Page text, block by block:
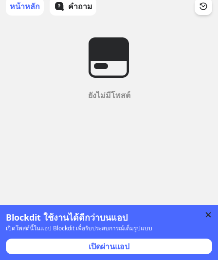
Blockdit ใช้งานได้ดีกว่าบนแอป
เปิดโพสต์นี้ในแอป Blockdit เพื่อรับประสบการณ์เต็มรูปแบบ
เปิดผ่านแอป
หน้าหลัก คำถาม
ยังไม่มีโพสต์